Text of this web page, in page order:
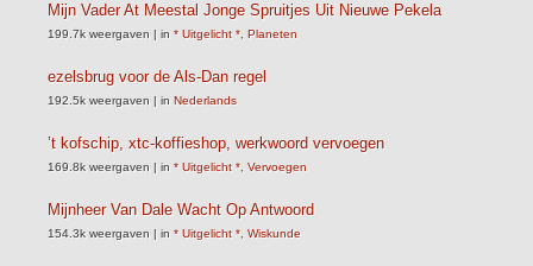
Mijn Vader At Meestal Jonge Spruitjes Uit Nieuwe Pekela
199.7k weergaven | in * Uitgelicht * Planeten
ezelsbrug voor de Als-Dan regel
192.5k weergaven | in Nederlands
’t kofschip, xtc-koffieshop, werkwoord vervoegen
169.8k weergaven | in * Uitgelicht * Vervoegen
Mijnheer Van Dale Wacht Op Antwoord
154.3k weergaven | in * Uitgelicht * Wiskunde